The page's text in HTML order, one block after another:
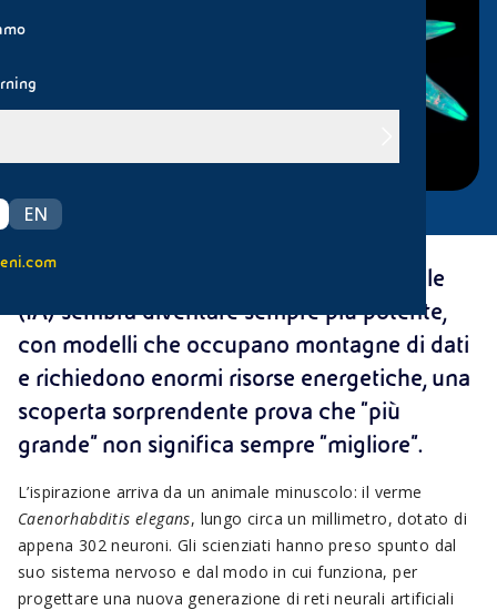
EN
eni.com
In un mondo in cui l’intelligenza artificiale
(IA) sembra diventare sempre più potente,
con modelli che occupano montagne di dati
e richiedono enormi risorse energetiche, una
scoperta sorprendente prova che “più
grande” non significa sempre “migliore”.
L’ispirazione arriva da un animale minuscolo: il verme
Caenorhabditis elegans, lungo circa un millimetro, dotato di
appena 302 neuroni. Gli scienziati hanno preso spunto dal
suo sistema nervoso e dal modo in cui funziona, per
progettare una nuova generazione di reti neurali artificiali